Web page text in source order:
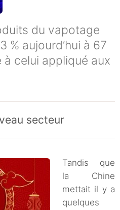
du vapotage
% aujourd’hui à 67
à celui appliqué aux
secteur
Tandis que
la Chine
mettait il y a
quelques